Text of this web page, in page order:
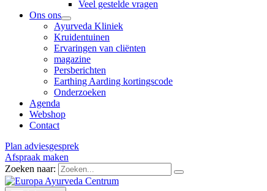
Veel gestelde vragen
Ons ons
Ayurveda Kliniek
Kruidentuinen
Ervaringen van cliënten
magazine
Persberichten
Earthing Aarding kortingscode
Onderzoeken
Agenda
Webshop
Contact
Plan adviesgesprek
Afspraak maken
Zoeken naar: